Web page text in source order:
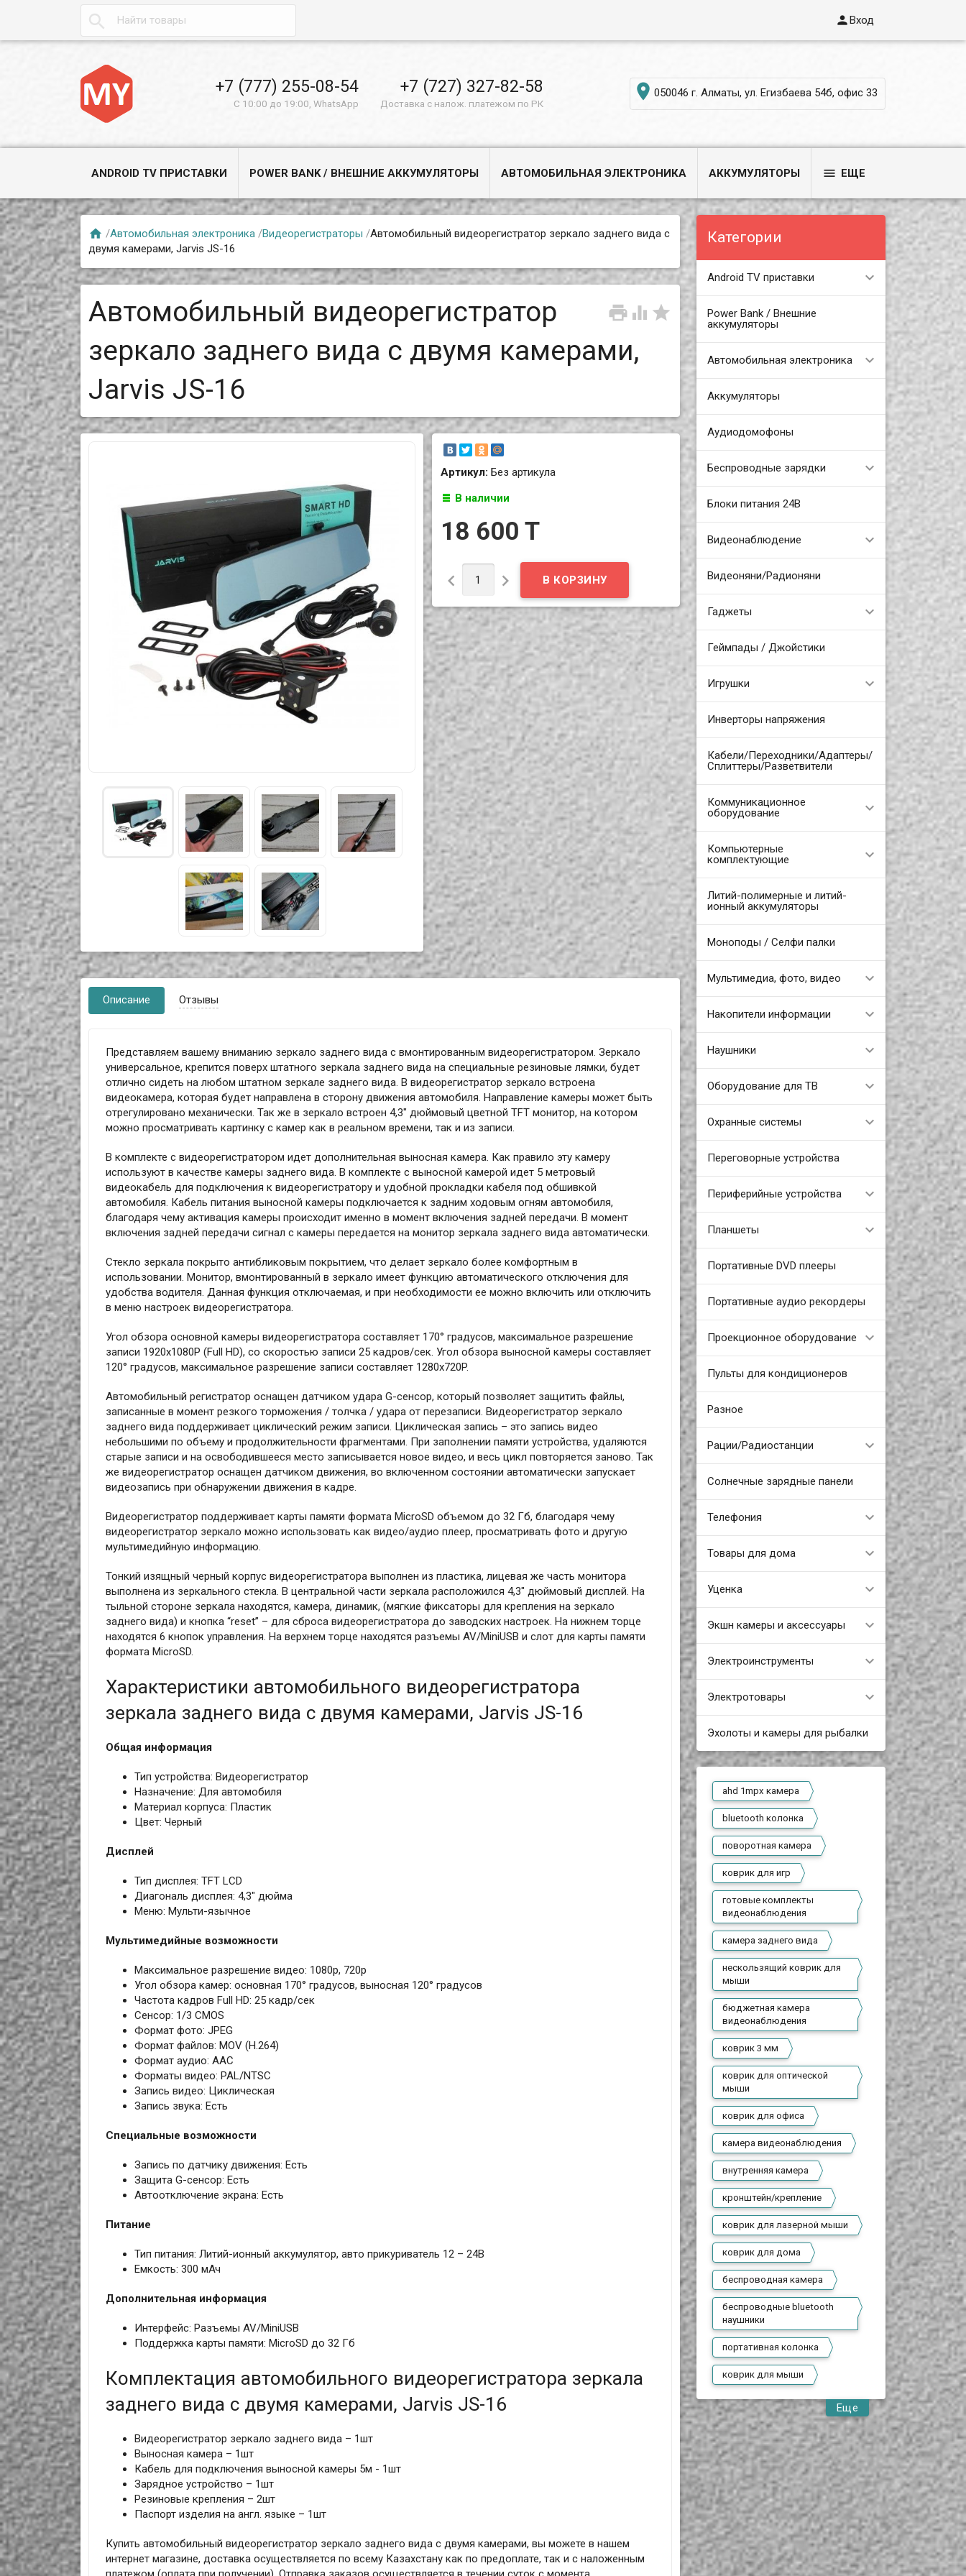
 Вход
+7 (777) 255-08-54
С 10:00 до 19:00, WhatsApp
+7 (727) 327-82-58
Доставка с налож. платежом по РК
 050046 г. Алматы, ул. Егизбаева 54б, офис 33
ANDROID TV ПРИСТАВКИ POWER BANK / ВНЕШНИЕ АККУМУЛЯТОРЫ АВТОМОБИЛЬНАЯ ЭЛЕКТРОНИКА АККУМУЛЯТОРЫ  ЕЩЕ
Категории
Android TV приставки
Power Bank / Внешние
аккумуляторы
Автомобильная электроника
Аккумуляторы
Аудиодомофоны
Беспроводные зарядки
Блоки питания 24В
Видеонаблюдение
Видеоняни/Радионяни
Гаджеты
Геймпады / Джойстики
Игрушки
Инверторы напряжения
Кабели/Переходники/Адаптеры/
Сплиттеры/Разветвители
Коммуникационное
оборудование
Компьютерные
комплектующие
Литий-полимерные и литий-
ионный аккумуляторы
Моноподы / Селфи палки
Мультимедиа, фото, видео
Накопители информации
Наушники
Оборудование для ТВ
Охранные системы
Переговорные устройства
Периферийные устройства
Планшеты
Портативные DVD плееры
Портативные аудио рекордеры
Проекционное оборудование
Пульты для кондиционеров
Разное
Рации/Радиостанции
Солнечные зарядные панели
Телефония
Товары для дома
Уценка
Экшн камеры и аксессуары
Электроинструменты
Электротовары
Эхолоты и камеры для рыбалки
ahd 1mpx камера
bluetooth колонка
поворотная камера
коврик для игр
готовые комплекты
видеонаблюдения
камера заднего вида
нескользящий коврик для
мыши
бюджетная камера
видеонаблюдения
коврик 3 мм
коврик для оптической
мыши
коврик для офиса
камера видеонаблюдения
внутренняя камера
кронштейн/крепление
коврик для лазерной мыши
коврик для дома
беспроводная камера
беспроводные bluetooth
наушники
портативная колонка
коврик для мыши
Еще
 /Автомобильная электроника /Видеорегистраторы /Автомобильный видеорегистратор зеркало заднего вида с
двумя камерами, Jarvis JS-16
  
Автомобильный видеорегистратор
зеркало заднего вида с двумя камерами,
Jarvis JS-16
Артикул: Без артикула
В наличии
18 600 T
 
Описание Отзывы
Представляем вашему вниманию зеркало заднего вида с вмонтированным видеорегистратором. Зеркало
универсальное, крепится поверх штатного зеркала заднего вида на специальные резиновые лямки, будет
отлично сидеть на любом штатном зеркале заднего вида. В видеорегистратор зеркало встроена
видеокамера, которая будет направлена в сторону движения автомобиля. Направление камеры может быть
отрегулировано механически. Так же в зеркало встроен 4,3" дюймовый цветной TFT монитор, на котором
можно просматривать картинку с камер как в реальном времени, так и из записи.
В комплекте с видеорегистратором идет дополнительная выносная камера. Как правило эту камеру
используют в качестве камеры заднего вида. В комплекте с выносной камерой идет 5 метровый
видеокабель для подключения к видеорегистратору и удобной прокладки кабеля под обшивкой
автомобиля. Кабель питания выносной камеры подключается к задним ходовым огням автомобиля,
благодаря чему активация камеры происходит именно в момент включения задней передачи. В момент
включения задней передачи сигнал с камеры передается на монитор зеркала заднего вида автоматически.
Стекло зеркала покрыто антибликовым покрытием, что делает зеркало более комфортным в
использовании. Монитор, вмонтированный в зеркало имеет функцию автоматического отключения для
удобства водителя. Данная функция отключаемая, и при необходимости ее можно включить или отключить
в меню настроек видеорегистратора.
Угол обзора основной камеры видеорегистратора составляет 170° градусов, максимальное разрешение
записи 1920х1080P (Full HD), со скоростью записи 25 кадров/сек. Угол обзора выносной камеры составляет
120° градусов, максимальное разрешение записи составляет 1280х720P.
Автомобильный регистратор оснащен датчиком удара G-сенсор, который позволяет защитить файлы,
записанные в момент резкого торможения / толчка / удара от перезаписи. Видеорегистратор зеркало
заднего вида поддерживает циклический режим записи. Циклическая запись – это запись видео
небольшими по объему и продолжительности фрагментами. При заполнении памяти устройства, удаляются
старые записи и на освободившееся место записывается новое видео, и весь цикл повторяется заново. Так
же видеорегистратор оснащен датчиком движения, во включенном состоянии автоматически запускает
видеозапись при обнаружении движения в кадре.
Видеорегистратор поддерживает карты памяти формата MicroSD объемом до 32 Гб, благодаря чему
видеорегистратор зеркало можно использовать как видео/аудио плеер, просматривать фото и другую
мультимедийную информацию.
Тонкий изящный черный корпус видеорегистратора выполнен из пластика, лицевая же часть монитора
выполнена из зеркального стекла. В центральной части зеркала расположился 4,3" дюймовый дисплей. На
тыльной стороне зеркала находятся, камера, динамик, (мягкие фиксаторы для крепления на зеркало
заднего вида) и кнопка “reset” – для сброса видеорегистратора до заводских настроек. На нижнем торце
находятся 6 кнопок управления. На верхнем торце находятся разъемы AV/MiniUSB и слот для карты памяти
формата MicroSD.
Характеристики автомобильного видеорегистратора
зеркала заднего вида с двумя камерами, Jarvis JS-16
Общая информация
Тип устройства: Видеорегистратор
Назначение: Для автомобиля
Материал корпуса: Пластик
Цвет: Черный
Дисплей
Тип дисплея: TFT LCD
Диагональ дисплея: 4,3" дюйма
Меню: Мульти-язычное
Мультимедийные возможности
Максимальное разрешение видео: 1080p, 720p
Угол обзора камер: основная 170° градусов, выносная 120° градусов
Частота кадров Full HD: 25 кадр/сек
Сенсор: 1/3 CMOS
Формат фото: JPEG
Формат файлов: MOV (H.264)
Формат аудио: AАC
Форматы видео: PAL/NTSC
Запись видео: Циклическая
Запись звука: Есть
Специальные возможности
Запись по датчику движения: Есть
Защита G-сенсор: Есть
Автоотключение экрана: Есть
Питание
Тип питания: Литий-ионный аккумулятор, авто прикуриватель 12 – 24В
Емкость: 300 мАч
Дополнительная информация
Интерфейс: Разъемы AV/MiniUSB
Поддержка карты памяти: MicroSD до 32 Гб
Комплектация автомобильного видеорегистратора зеркала
заднего вида с двумя камерами, Jarvis JS-16
Видеорегистратор зеркало заднего вида – 1шт
Выносная камера – 1шт
Кабель для подключения выносной камеры 5м - 1шт
Зарядное устройство – 1шт
Резиновые крепления – 2шт
Паспорт изделия на англ. языке – 1шт
Купить автомобильный видеорегистратор зеркало заднего вида с двумя камерами, вы можете в нашем
интернет магазине, доставка осуществляется по всему Казахстану как по предоплате, так и с наложенным